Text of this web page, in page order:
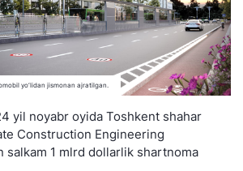
yo‘lidan jismonan ajratilgan.
yil noyabr oyida Toshkent shahar
Construction Engineering
salkam 1 mlrd dollarlik shartnoma